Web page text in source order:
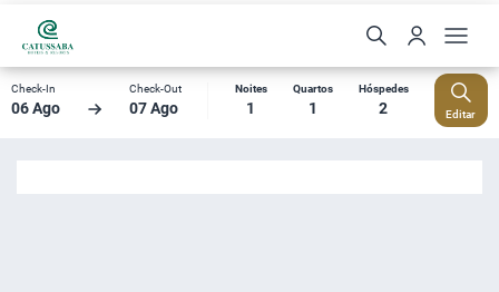
Check-In
06 Ago
Check-Out
07 Ago
Noites
1
Quartos
1
Hóspedes
2 Editar